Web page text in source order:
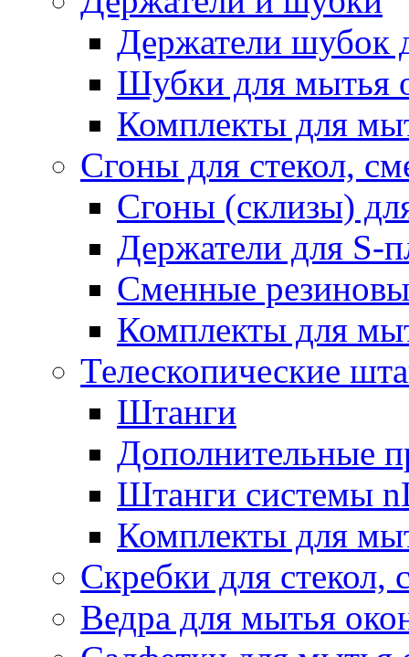
Держатели шубок
Шубки для мытья
Комплекты для
Сгоны для стекол,
Сгоны (склизы)
Держатели для S-
Сменные
Комплекты для
Телескопические
Штанги
Дополнительные
Штанги системы
Комплекты для
Скребки для стекол,
Ведра для мытья